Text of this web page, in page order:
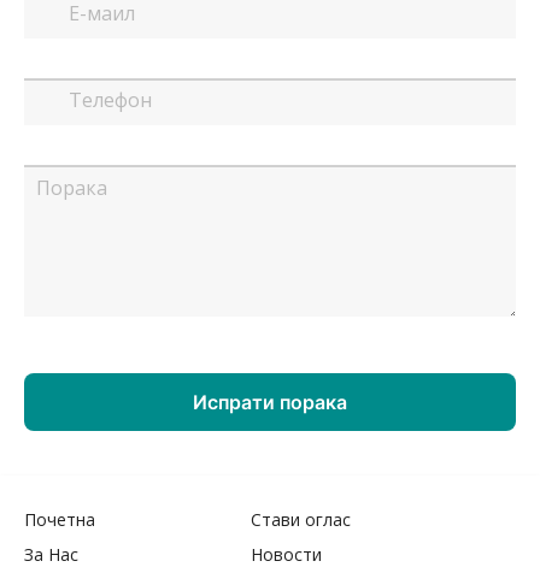
Почетна
Стави оглас
За Нас
Новости